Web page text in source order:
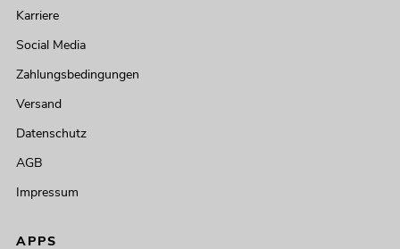
Karriere
Social Media
Zahlungsbedingungen
Versand
Datenschutz
AGB
Impressum
APPS